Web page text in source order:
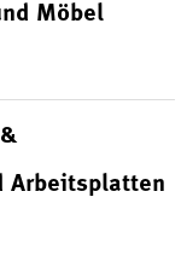
Möbel
Arbeitsplatten